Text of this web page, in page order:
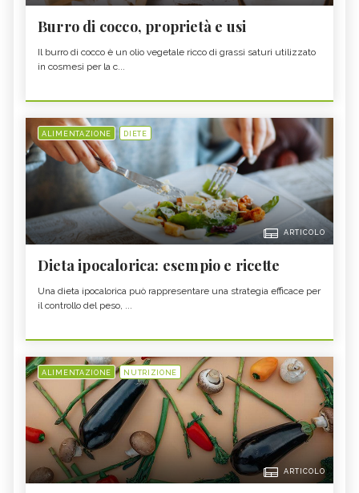
Burro di cocco, proprietà e usi
Il burro di cocco è un olio vegetale ricco di grassi saturi utilizzato
in cosmesi per la c...
ALIMENTAZIONE DIETE
ARTICOLO
Dieta ipocalorica: esempio e ricette
Una dieta ipocalorica può rappresentare una strategia efficace per
il controllo del peso, ...
ALIMENTAZIONE NUTRIZIONE
ARTICOLO